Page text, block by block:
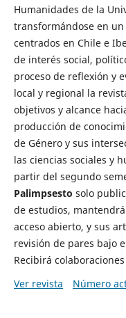
Humanidades de la
transformándose en
centrados en Chile e
de interés social,
proceso de reflexión y
local y regional la
objetivos y alcance
producción de
de Género y sus
las ciencias sociales y
partir del segundo
Palimpsesto solo
de estudios,
acceso abierto, y sus
revisión de pares bajo
Recibirá
Ver revista
Número